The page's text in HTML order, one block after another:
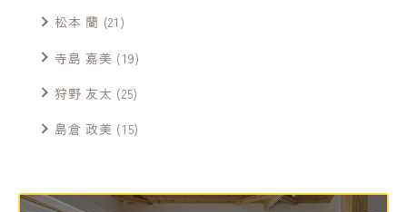
松本 蘭 (21)
寺島 嘉美 (19)
狩野 友太 (25)
島倉 政美 (15)